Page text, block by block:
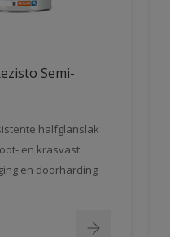
Semi-
halfglanslak
en krasvast
en doorharding